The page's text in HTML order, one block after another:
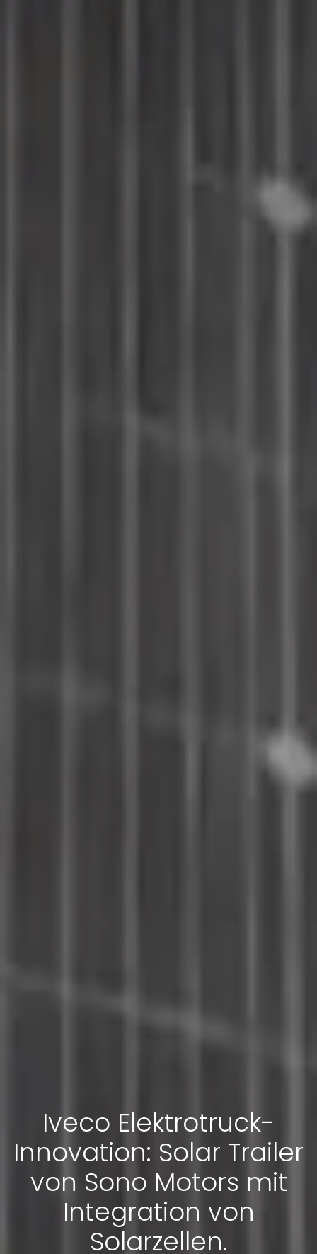
Iveco Elektrotruck-
Innovation: Solar Trailer
von Sono Motors mit
Integration von
Solarzellen.